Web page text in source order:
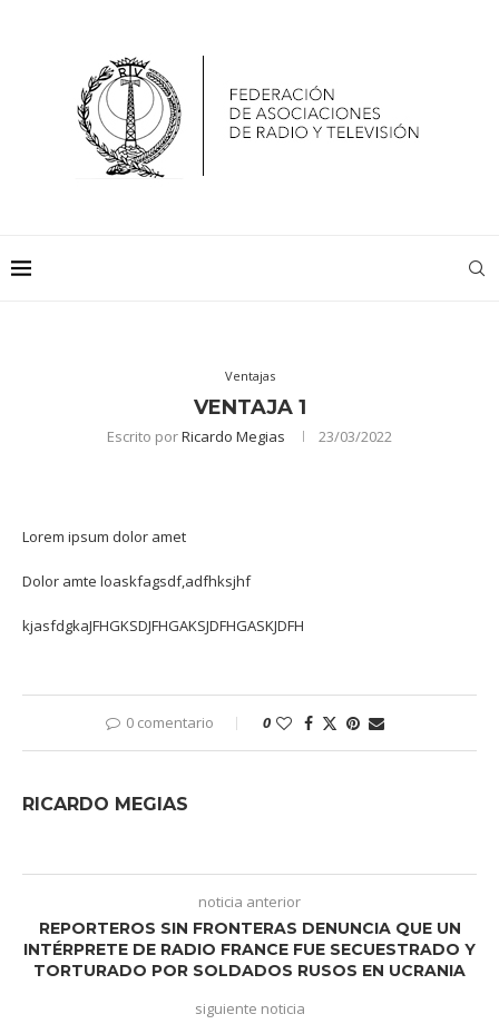
Ventajas
VENTAJA 1
Escrito porRicardo Megias 23/03/2022
Lorem ipsum dolor amet
Dolor amte loaskfagsdf,adfhksjhf
kjasfdgkaJFHGKSDJFHGAKSJDFHGASKJDFH
0 comentario 0
RICARDO MEGIAS
noticia anterior
REPORTEROS SIN FRONTERAS DENUNCIA QUE UN
INTÉRPRETE DE RADIO FRANCE FUE SECUESTRADO Y
TORTURADO POR SOLDADOS RUSOS EN UCRANIA
siguiente noticia